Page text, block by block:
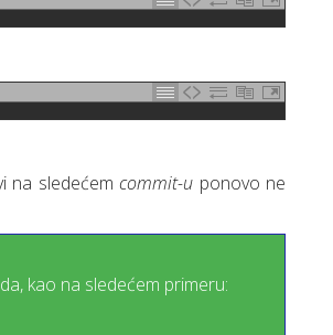
na sledećemcommit-u ponovo ne
kao na sledećem primeru: